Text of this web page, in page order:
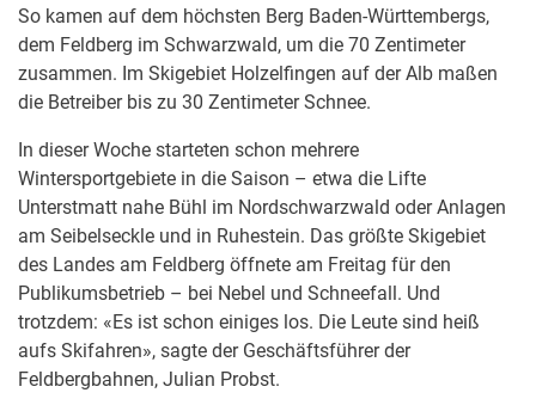
So kamen auf dem höchsten Berg Baden-Württembergs,
dem Feldberg im Schwarzwald, um die 70 Zentimeter
zusammen. Im Skigebiet Holzelfingen auf der Alb maßen
die Betreiber bis zu 30 Zentimeter Schnee.
In dieser Woche starteten schon mehrere
Wintersportgebiete in die Saison – etwa die Lifte
Unterstmatt nahe Bühl im Nordschwarzwald oder Anlagen
am Seibelseckle und in Ruhestein. Das größte Skigebiet
des Landes am Feldberg öffnete am Freitag für den
Publikumsbetrieb – bei Nebel und Schneefall. Und
trotzdem: «Es ist schon einiges los. Die Leute sind heiß
aufs Skifahren», sagte der Geschäftsführer der
Feldbergbahnen, Julian Probst.